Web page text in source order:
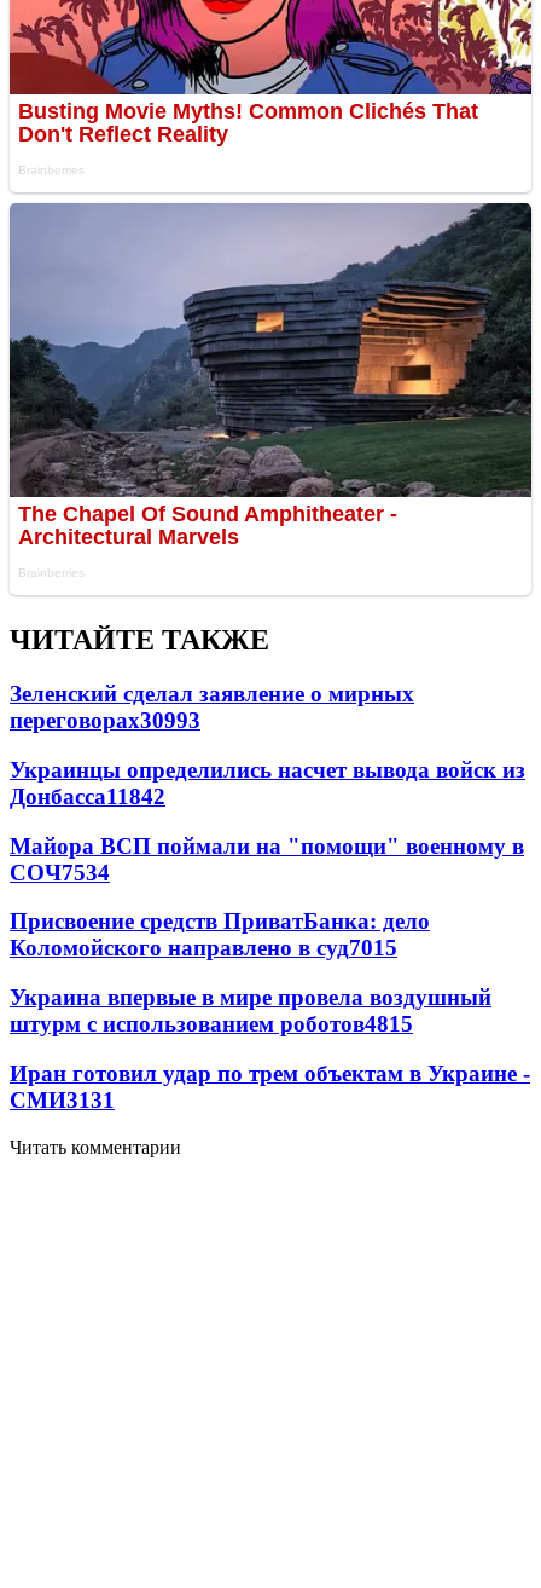
ЧИТАЙТЕ ТАКЖЕ
Зеленский сделал заявление о мирных
переговорах30993
Украинцы определились насчет вывода войск из
Донбасса11842
Майора ВСП поймали на "помощи" военному в
СОЧ7534
Присвоение средств ПриватБанка: дело
Коломойского направлено в суд7015
Украина впервые в мире провела воздушный
штурм с использованием роботов4815
Иран готовил удар по трем объектам в Украине -
СМИ3131
Читать комментарии